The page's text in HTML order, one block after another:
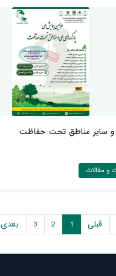
و سایر مناطق تحت حفاظت
و مقالات
قبلی 1
2
3 بعدی